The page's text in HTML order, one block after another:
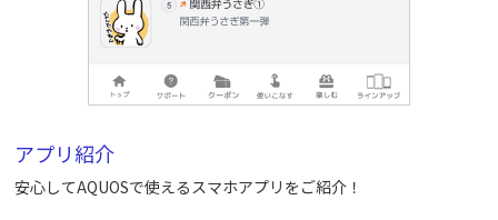
アプリ紹介
安心してAQUOSで使えるスマホアプリをご紹介！